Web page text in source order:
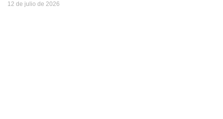
12 de julio de 2026